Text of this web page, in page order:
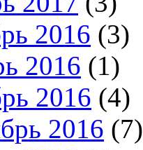
2016 (3)
2016 (1)
2016 (4)
2016 (7)